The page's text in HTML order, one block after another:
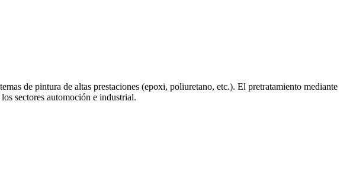
de pintura de altas prestaciones (epoxi, poliuretano, etc.). El pretratamiento mediante
sectores automoción e industrial.